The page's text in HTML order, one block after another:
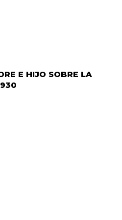
E HIJO SOBRE LA